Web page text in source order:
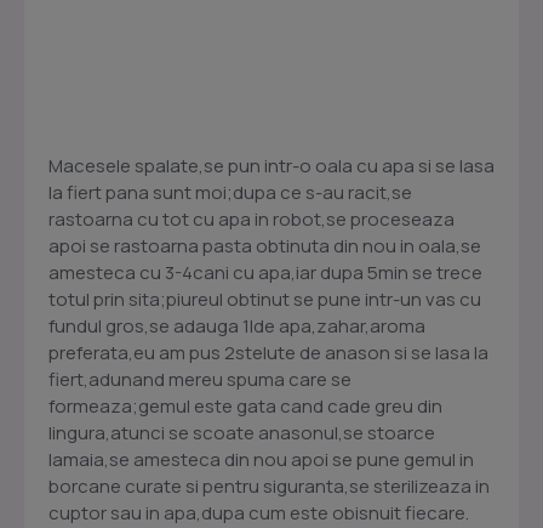
Macesele spalate,se pun intr-o oala cu apa si se lasa
la fiert pana sunt moi;dupa ce s-au racit,se
rastoarna cu tot cu apa in robot,se proceseaza
apoi se rastoarna pasta obtinuta din nou in oala,se
amesteca cu 3-4cani cu apa,iar dupa 5min se trece
totul prin sita;piureul obtinut se pune intr-un vas cu
fundul gros,se adauga 1lde apa,zahar,aroma
preferata,eu am pus 2stelute de anason si se lasa la
fiert,adunand mereu spuma care se
formeaza;gemul este gata cand cade greu din
lingura,atunci se scoate anasonul,se stoarce
lamaia,se amesteca din nou apoi se pune gemul in
borcane curate si pentru siguranta,se sterilizeaza in
cuptor sau in apa,dupa cum este obisnuit fiecare.